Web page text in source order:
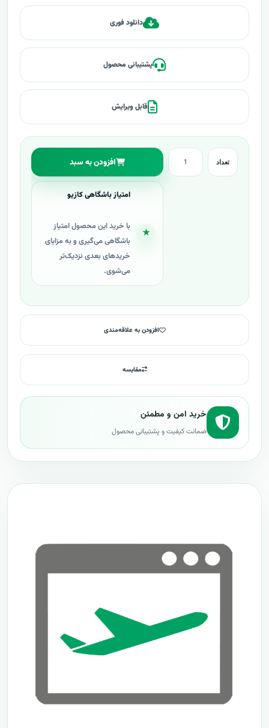
دانلود فوری
پشتیبانی محصول
قابل ویرایش
تعداد افزودن به سبد
★
امتیاز باشگاهی کازیو
با خرید این محصول امتیاز
باشگاهی می‌گیری و به مزایای
خریدهای بعدی نزدیک‌تر
می‌شوی.
افزودن به علاقه‌مندی
مقایسه
خرید امن و مطمئن
ضمانت کیفیت و پشتیبانی محصول